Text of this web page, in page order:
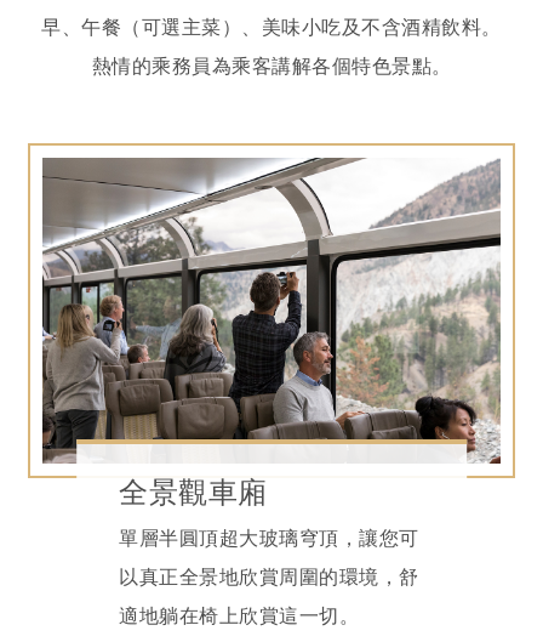
早、午餐（可選主菜）、美味小吃及不含酒精飲料。
熱情的乘務員為乘客講解各個特色景點。
全景觀車廂
單層半圓頂超大玻璃穹頂，讓您可
以真正全景地欣賞周圍的環境，舒
適地躺在椅上欣賞這一切。